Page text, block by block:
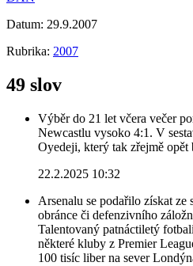
Datum: 29.9.2007
Rubrika: 2007
49 slov
Výběr do 21 let včera večer
Newcastlu vysoko 4:1. V
Oyedeji, který tak zřejmě
22.2.2025 10:32
Arsenalu se podařilo získat ze
obránce či defenzivního
Talentovaný patnáctiletý
některé kluby z Premier
100 tisíc liber na sever